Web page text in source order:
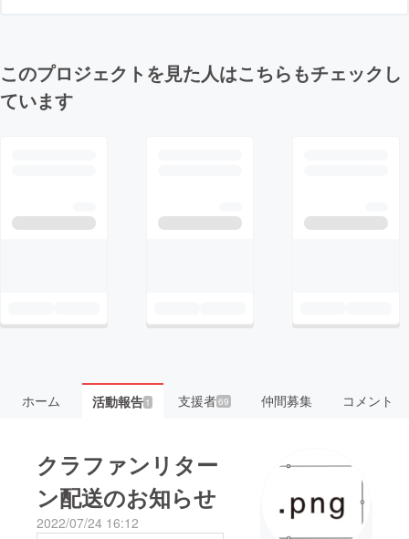
このプロジェクトを見た人はこちらもチェックし
ています
ホーム 活動報告1 支援者69 仲間募集 コメント
クラファンリター
ン配送のお知らせ
2022/07/24 16:12